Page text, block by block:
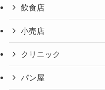
飲食店
小売店
クリニック
パン屋